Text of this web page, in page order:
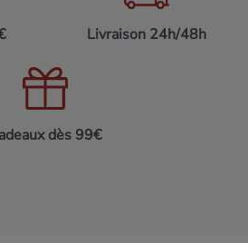
Livraison 24h/48h
dès 99€